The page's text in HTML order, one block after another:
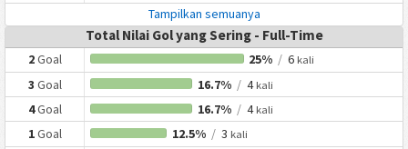
Tampilkan semuanya
Total Nilai Gol yang Sering - Full-Time
2Goal 25% / 6 kali
3 Goal 16.7% /4 kali
4Goal 16.7% /4 kali
1Goal 12.5% /3 kali